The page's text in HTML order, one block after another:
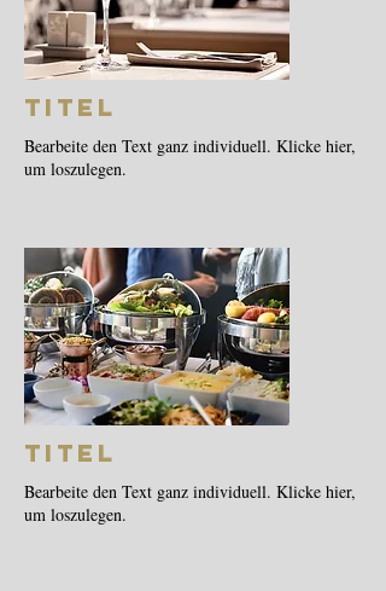
Titel
Bearbeite den Text ganz individuell. Klicke hier,
um loszulegen.
Titel
Bearbeite den Text ganz individuell. Klicke hier,
um loszulegen.